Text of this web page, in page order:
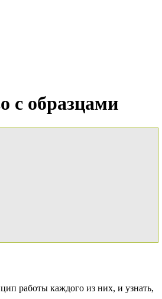
с образцами
работы каждого из них, и узнать,